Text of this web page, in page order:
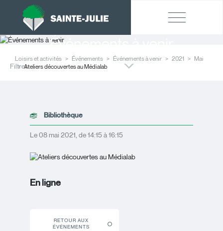
Événements à venir
Loisirs et activités Événements Événements à venir 2021
Mai
Ateliers découvertes au Médialab
Filtres
Bibliothèque
Le 08 mai 2021, de 14:15 à 16:15
En ligne
RETOUR AUX
ÉVÉNEMENTS